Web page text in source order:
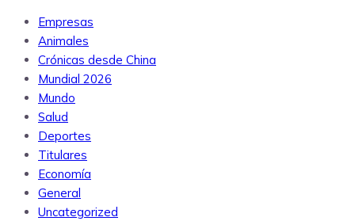
Empresas
Animales
Crónicas desde China
Mundial 2026
Mundo
Salud
Deportes
Titulares
Economía
General
Uncategorized